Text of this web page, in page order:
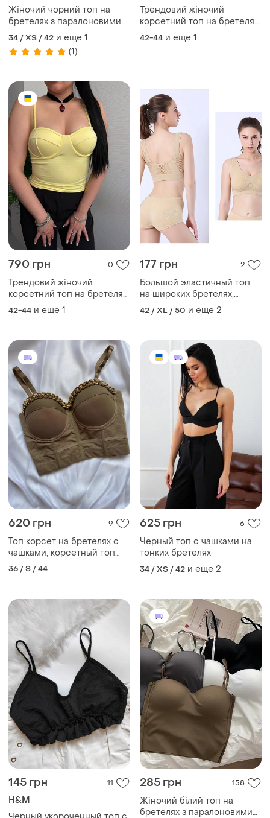
Жіночий чорний топ на
бретелях з паралоновими
чашками
34 / XS / 42 и еще 1
(1)
Трендовий жіночий
корсетний топ на бретелях
з чашками обтягуючий
позаду зі шнурівкою
42-44 и еще 1
790 грн 0
Трендовий жіночий
корсетний топ на бретелях
з чашками обтягуючий
позаду зі шнурівкою
42-44 и еще 1
177 грн 2
Большой эластичный топ
на широких бретелях,
дышащий. чашка: в,с,d.
42 / XL / 50 и еще 2
620 грн 9
Топ корсет на бретелях с
чашками, корсетный топ
бежевый
36 / S / 44
625 грн 6
Черный топ с чашками на
тонких бретелях
34 / XS / 42 и еще 2
145 грн 11
H&M
285 грн 158
Жіночий білий топ на
бретелях з паралоновими